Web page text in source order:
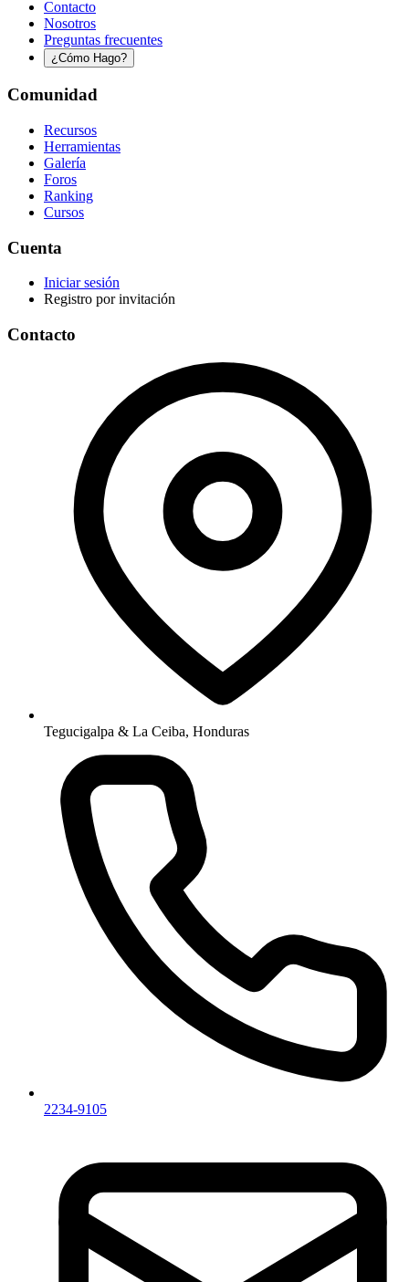
Contacto
Nosotros
Preguntas frecuentes
¿Cómo Hago?
Comunidad
Recursos
Herramientas
Galería
Foros
Ranking
Cursos
Cuenta
Iniciar sesión
Registro por invitación
Contacto
Tegucigalpa & La Ceiba, Honduras
2234-9105